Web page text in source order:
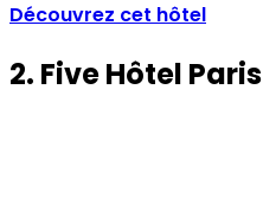
Découvrez cet hôtel
2. Five Hôtel Paris